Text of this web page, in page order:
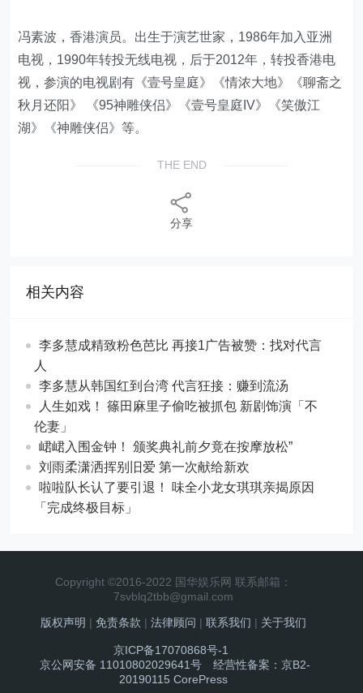
冯素波，香港演员。出生于演艺世家，1986年加入亚洲
电视，1990年转投无线电视，后于2012年，转投香港电
视，参演的电视剧有《壹号皇庭》《情浓大地》《聊斋之
秋月还阳》 《95神雕侠侣》《壹号皇庭IV》《笑傲江
湖》《神雕侠侣》等。
THE END
分享
相关内容
李多慧成精致粉色芭比 再接1广告被赞：找对代言
人
李多慧从韩国红到台湾 代言狂接：赚到流汤
人生如戏！ 篠田麻里子偷吃被抓包 新剧饰演「不
伦妻」
峮峮入围金钟！ 颁奖典礼前夕竟在按摩放松”
刘雨柔潇洒挥别旧爱 第一次献给新欢
啦啦队长认了要引退！ 味全小龙女琪琪亲揭原因
「完成终极目标」
Copyright ©2016-2022 国华娱乐网 联系邮箱：
7svblq2tbb@gmail.com
版权声明 | 免责条款 | 法律顾问 | 联系我们 | 关于我们
京ICP备17070868号-1
京公网安备 11010802029641号
经营性备案：京B2-
20190115 CorePress